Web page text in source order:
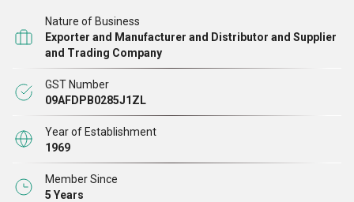
Nature of Business
Exporter and Manufacturer and Distributor and Supplier
and Trading Company
GST Number
09AFDPB0285J1ZL
Year of Establishment
1969
Member Since
5 Years